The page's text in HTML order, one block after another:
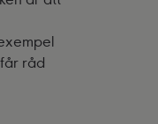
råd